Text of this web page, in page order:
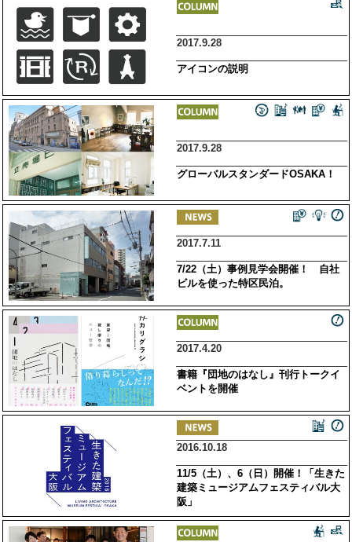
2017.9.28
アイコンの説明
2017.9.28
グローバルスタンダードOSAKA！
2017.7.11
7/22（土）事例見学会開催！ 自社
ビルを使った特区民泊。
2017.4.20
書籍『団地のはなし』刊行トークイ
ベントを開催
2016.10.18
11/5（土）、6（日）開催！「生きた
建築ミュージアムフェスティバル大
阪」